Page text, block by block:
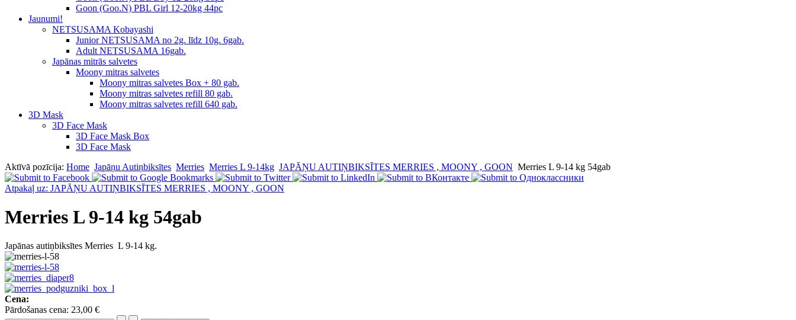
Goon (Goo.N) PBL Girl 12-20kg 44pc
Jaunumi!
NETSUSAMA Kobayashi
Junior NETSUSAMA no 2g. līdz 10g. 6gab.
Adult NETSUSAMA 16gab.
Japānas mitrās salvetes
Moony mitras salvetes
Moony mitras salvetes Box + 80 gab.
Moony mitras salvetes refill 80 gab.
Moony mitras salvetes refill 640 gab.
3D Mask
3D Face Mask
3D Face Mask Box
3D Face Mask
Aktīvā pozīcija: Home Japāņu Autiņbiksītes Merries Merries L 9-14kg JAPĀŅU AUTIŅBIKSĪTES MERRIES , MOONY , GOON Merries L 9-14 kg 54gab
Atpakaļ uz: JAPĀŅU AUTIŅBIKSĪTES MERRIES , MOONY , GOON
Merries L 9-14 kg 54gab
Japānas autiņbiksītes Merries L 9-14 kg.
Cena:
Pārdošanas cena: 23,00 €